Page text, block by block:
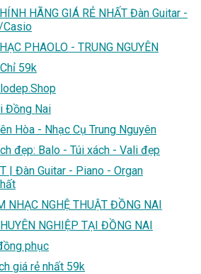
HÃNG GIÁ RẺ NHẤT Đàn Guitar -
Casio
PHAOLO - TRUNG NGUYÊN
59k
Đồng Nai
Hòa - Nhạc Cụ Trung Nguyên
đẹp: Balo - Túi xách - Vali đẹp
| Đàn Guitar - Piano - Organ
NHẠC NGHỆ THUẬT ĐỒNG NAI
NGHIỆP TẠI ĐỒNG NAI
phục
giá rẻ nhất 59k